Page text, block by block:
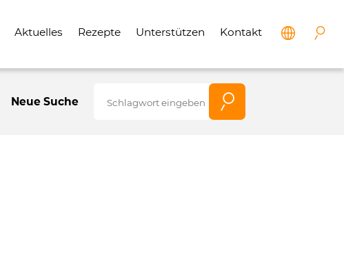
Aktuelles Rezepte Unterstützen Kontakt
Neue Suche